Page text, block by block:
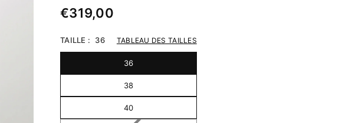
Regular
€319,00
TAILLE : 36 TABLEAU DES TAILLES
36
38
40